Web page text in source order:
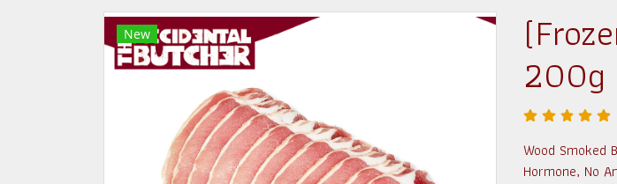
New
200g
Wood Smoked
Hormone, No